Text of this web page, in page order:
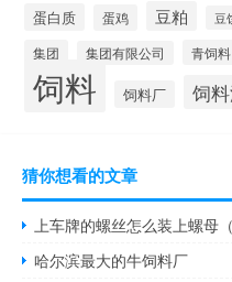
蛋白质 蛋鸡 豆粕 豆
集团 集团有限公司 青饲料
饲料 饲料厂 饲
猜你想看的文章
上车牌的螺丝怎么装上螺母
哈尔滨最大的牛饲料厂